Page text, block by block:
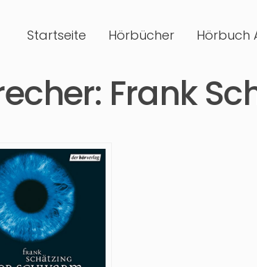
Startseite Hörbücher Hörbuch
Frank